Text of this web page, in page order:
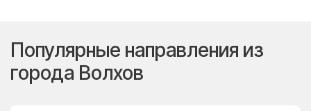
Популярные направления из
города Волхов